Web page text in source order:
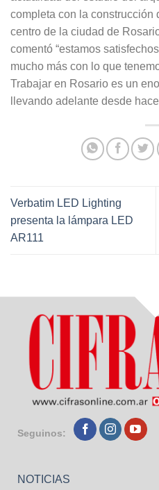
completa con la construcción
centro de la ciudad de
comentó “estamos
mucho más con lo que
Trabajar en Rosario es un
llevando adelante desde
Verbatim LED Lighting
presenta la lámpara LED
AR111
Seguinos:
NOTICIAS